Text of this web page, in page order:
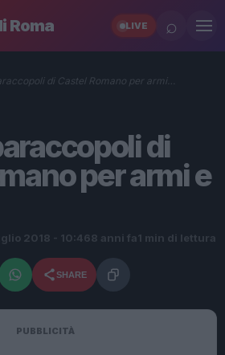
Roma LIVE ⌕
di Castel Romano per armi…
di
per armi e
2018 - 10:468 anni fa 1 min di lettura
SHARE
PUBBLICITÀ